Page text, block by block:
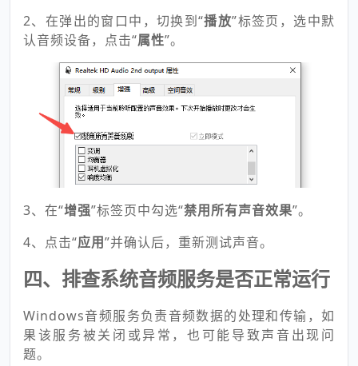
2、在弹出的窗口中，切换到“播放”标签页，选中默
认音频设备，点击“属性”。
3、在“增强”标签页中勾选“禁用所有声音效果”。
4、点击“应用”并确认后，重新测试声音。
四、排查系统音频服务是否正常运行
Windows音频服务负责音频数据的处理和传输，如
果该服务被关闭或异常，也可能导致声音出现问
题。